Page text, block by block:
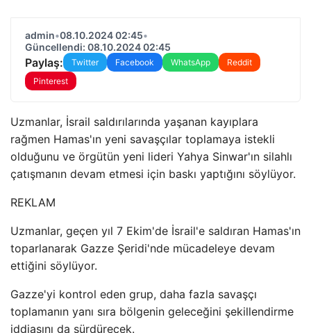
admin•08.10.2024 02:45•
Güncellendi: 08.10.2024 02:45
Paylaş: Twitter Facebook WhatsApp
Reddit
Pinterest
Uzmanlar, İsrail saldırılarında yaşanan kayıplara
rağmen Hamas'ın yeni savaşçılar toplamaya istekli
olduğunu ve örgütün yeni lideri Yahya Sinwar'ın silahlı
çatışmanın devam etmesi için baskı yaptığını söylüyor.
REKLAM
Uzmanlar, geçen yıl 7 Ekim'de İsrail'e saldıran Hamas'ın
toparlanarak Gazze Şeridi'nde mücadeleye devam
ettiğini söylüyor.
Gazze'yi kontrol eden grup, daha fazla savaşçı
toplamanın yanı sıra bölgenin geleceğini şekillendirme
iddiasını da sürdürecek.